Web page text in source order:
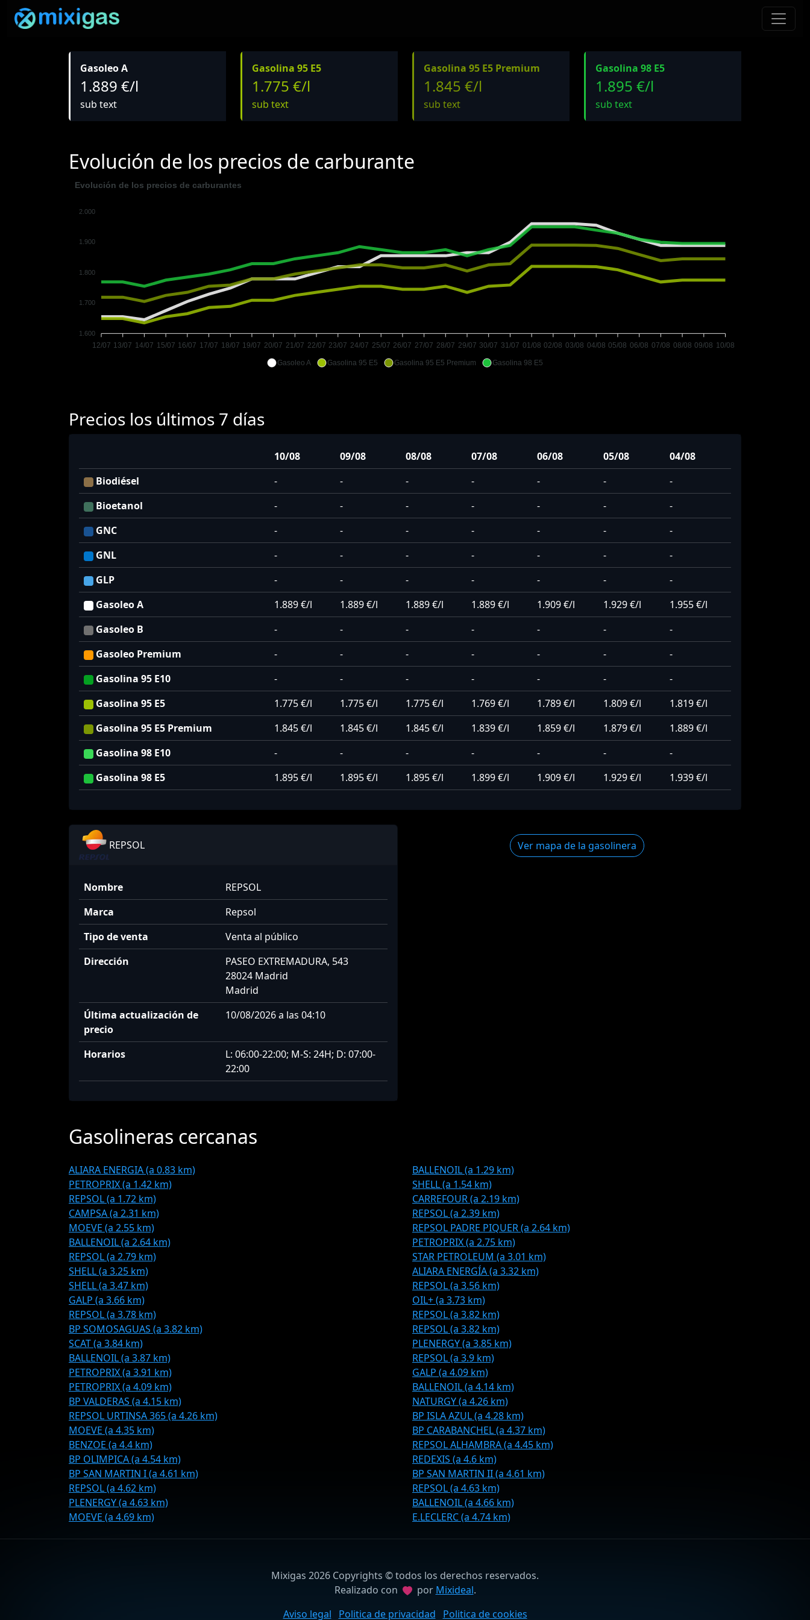
Gasoleo A
1.889 €/l
sub text
Gasolina 95 E5
1.775 €/l
sub text
Gasolina 95 E5 Premium
1.845 €/l
sub text
Gasolina 98 E5
1.895 €/l
sub text
Evolución de los precios de carburante
Evolución de los precios de carburantes
2.000
1.900
1.800
1.700
1.600
12/07 13/07 14/07 15/07 16/07 17/07 18/07 19/07 20/07 21/07 22/07 23/07 24/07 25/07 26/07 27/07 28/07 29/07 30/07 31/07 01/08 02/08 03/08 04/08 05/08 06/08 07/08 08/08 09/08 10/08
Gasoleo A Gasolina 95 E5 Gasolina 95 E5 Premium Gasolina 98 E5
Precios los últimos 7 días
10/08 09/08 08/08 07/08 06/08 05/08
04/08
Biodiésel
- - - - - -
-
Bioetanol
- - - - - -
-
GNC
- - - - - -
-
GNL
- - - - - -
-
GLP
- - - - - -
-
Gasoleo A
1.889 €/l 1.889 €/l 1.889 €/l 1.889 €/l 1.909 €/l 1.929 €/l
1.955 €/l
Gasoleo B
- - - - - -
-
Gasoleo Premium
- - - - - -
-
Gasolina 95 E10
- - - - - -
-
Gasolina 95 E5
1.775 €/l 1.775 €/l 1.775 €/l 1.769 €/l 1.789 €/l 1.809 €/l
1.819 €/l
Gasolina 95 E5 Premium
1.845 €/l 1.845 €/l 1.845 €/l 1.839 €/l 1.859 €/l 1.879 €/l
1.889 €/l
Gasolina 98 E10
- - - - - -
-
Gasolina 98 E5
1.895 €/l 1.895 €/l 1.895 €/l 1.899 €/l 1.909 €/l 1.929 €/l 1.939 €/l
REPSOL
Nombre
REPSOL
Marca
Repsol
Tipo de venta
Venta al público
Dirección
PASEO EXTREMADURA, 543
28024 Madrid
Madrid
Última actualización de
precio
10/08/2026 a las 04:10
Horarios
L: 06:00-22:00; M-S: 24H; D: 07:00-
22:00
Ver mapa de la gasolinera
Gasolineras cercanas
ALIARA ENERGIA (a 0.83 km)
BALLENOIL (a 1.29 km)
PETROPRIX (a 1.42 km)
SHELL (a 1.54 km)
REPSOL (a 1.72 km)
CARREFOUR (a 2.19 km)
CAMPSA (a 2.31 km)
REPSOL (a 2.39 km)
MOEVE (a 2.55 km)
REPSOL PADRE PIQUER (a 2.64 km)
BALLENOIL (a 2.64 km)
PETROPRIX (a 2.75 km)
REPSOL (a 2.79 km)
STAR PETROLEUM (a 3.01 km)
SHELL (a 3.25 km)
ALIARA ENERGÍA (a 3.32 km)
SHELL (a 3.47 km)
REPSOL (a 3.56 km)
GALP (a 3.66 km)
OIL+ (a 3.73 km)
REPSOL (a 3.78 km)
REPSOL (a 3.82 km)
BP SOMOSAGUAS (a 3.82 km)
REPSOL (a 3.82 km)
SCAT (a 3.84 km)
PLENERGY (a 3.85 km)
BALLENOIL (a 3.87 km)
REPSOL (a 3.9 km)
PETROPRIX (a 3.91 km)
GALP (a 4.09 km)
PETROPRIX (a 4.09 km)
BALLENOIL (a 4.14 km)
BP VALDERAS (a 4.15 km)
NATURGY (a 4.26 km)
REPSOL URTINSA 365 (a 4.26 km)
BP ISLA AZUL (a 4.28 km)
MOEVE (a 4.35 km)
BP CARABANCHEL (a 4.37 km)
BENZOE (a 4.4 km)
REPSOL ALHAMBRA (a 4.45 km)
BP OLIMPICA (a 4.54 km)
REDEXIS (a 4.6 km)
BP SAN MARTIN I (a 4.61 km)
BP SAN MARTIN II (a 4.61 km)
REPSOL (a 4.62 km)
REPSOL (a 4.63 km)
PLENERGY (a 4.63 km)
BALLENOIL (a 4.66 km)
MOEVE (a 4.69 km)
E.LECLERC (a 4.74 km)
Mixigas 2026 Copyrights © todos los derechos reservados.
Realizado con
por Mixideal.
Aviso legal
Politica de privacidad Politica de cookies